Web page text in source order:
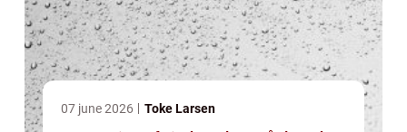
07 june 2026 Toke Larsen